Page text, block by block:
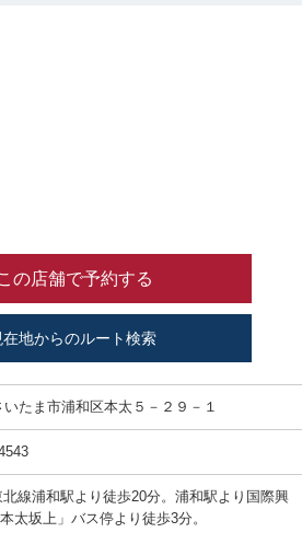
の店舗で予約する
在地からのルート検索
たま市浦和区本太５－２９－１
線浦和駅より徒歩20分。浦和駅より国際興
太坂上」バス停より徒歩3分。